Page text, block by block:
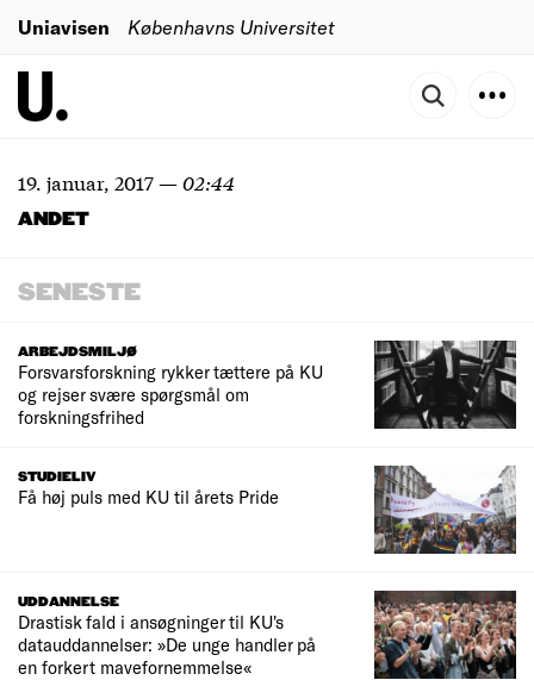
Uniavisen Københavns Universitet
19. januar, 2017—02:44
ANDET
SENESTE
ARBEJDSMILJØ
Forsvarsforskning rykker tættere på KU
og rejser svære spørgsmål om
forskningsfrihed
STUDIELIV
Få høj puls med KU til årets Pride
UDDANNELSE
Drastisk fald i ansøgninger til KU's
datauddannelser: »De unge handler på
en forkert mavefornemmelse«